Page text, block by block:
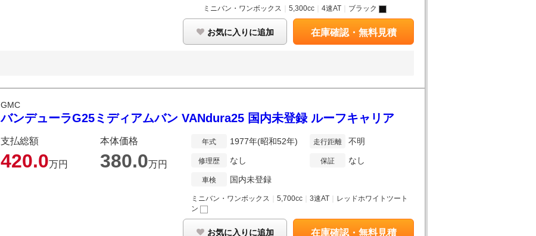
ミニバン・ワンボックス 5,300cc 4速AT ブラック
お気に入りに追加 在庫確認・無料見積
GMC
バンデューラG25ミディアムバン VANdura25 国内未登録 ルーフキャリア
支払総額
420.0万円
本体価格
380.0万円
年式 1977年(昭和52年)
修理歴 なし
車検 国内未登録
走行距離 不明
保証 なし
ミニバン・ワンボックス ｜5,700cc ｜3速AT
レッドホワイトツート
ン
お気に入りに追加 在庫確認・無料見積